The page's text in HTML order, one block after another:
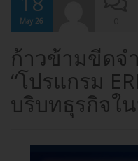
May 26
ก้าวข้ามขีดจ
“โปรแกรม
บริบทธุรกิจใ